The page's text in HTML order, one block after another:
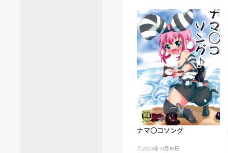
ナマ〇コソング
2023年10月18日